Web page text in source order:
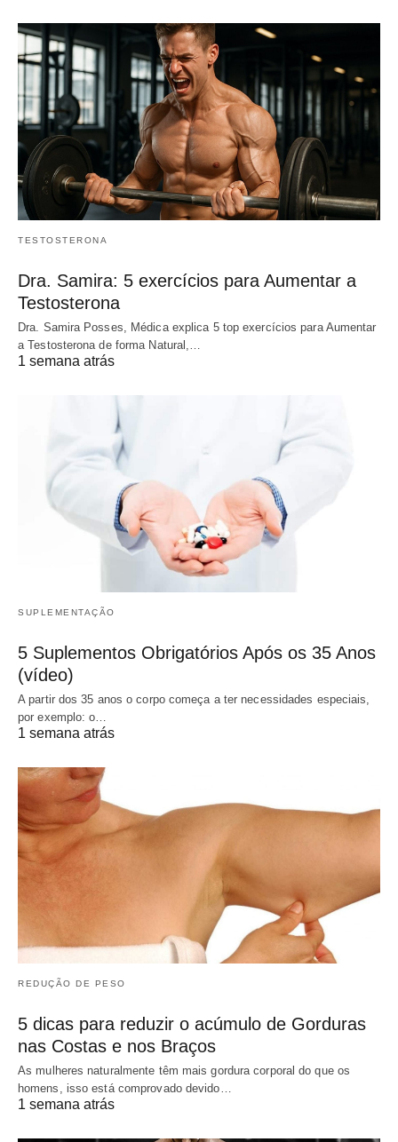
TESTOSTERONA
Dra. Samira: 5 exercícios para Aumentar a
Testosterona
Dra. Samira Posses, Médica explica 5 top exercícios para Aumentar
a Testosterona de forma Natural,…
1 semana atrás
SUPLEMENTAÇÃO
5 Suplementos Obrigatórios Após os 35 Anos
(vídeo)
A partir dos 35 anos o corpo começa a ter necessidades especiais,
por exemplo: o…
1 semana atrás
REDUÇÃO DE PESO
5 dicas para reduzir o acúmulo de Gorduras
nas Costas e nos Braços
As mulheres naturalmente têm mais gordura corporal do que os
homens, isso está comprovado devido…
1 semana atrás